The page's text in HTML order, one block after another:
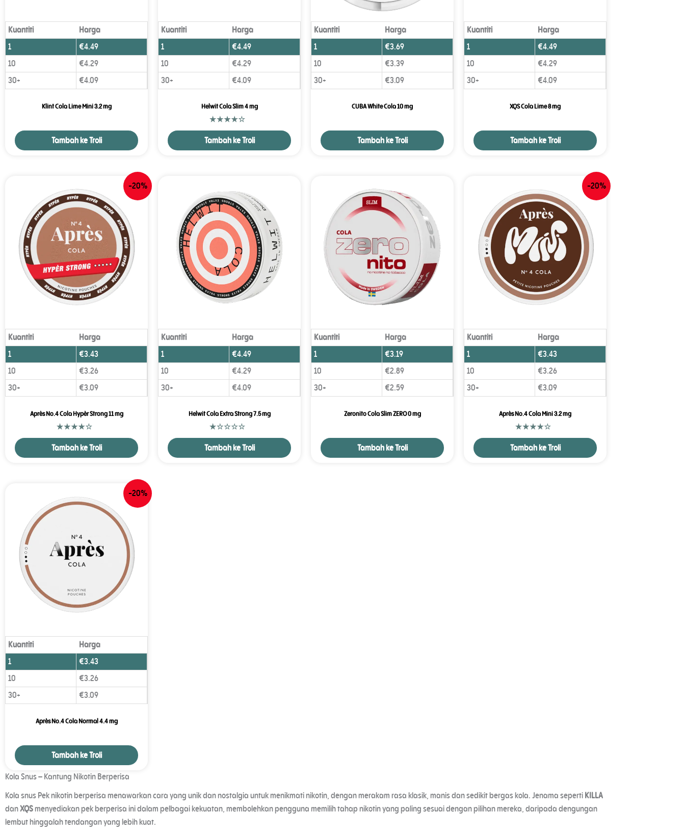
Kuantiti
Harga
1
€4.49
10
€4.29
30+
€4.09
Klint Cola Lime Mini 3.2 mg
Tambah ke Troli
Kuantiti
Harga
1
€4.49
10
€4.29
30+
€4.09
Helwit Cola Slim 4 mg
Tambah ke Troli
Kuantiti
Harga
1
€3.69
10
€3.39
30+
€3.09
CUBA White Cola 10 mg
Tambah ke Troli
Kuantiti
Harga
1
€4.49
10
€4.29
30+
€4.09
XQS Cola Lime 8 mg
Tambah ke Troli
-20%
Kuantiti
Harga
1
€3.43
10
€3.26
30+
€3.09
Après No.4 Cola Hypèr Strong 11 mg
Tambah ke Troli
Kuantiti
Harga
1
€4.49
10
€4.29
30+
€4.09
Helwit Cola Extra Strong 7.5 mg
Tambah ke Troli
Kuantiti
Harga
1
€3.19
10
€2.89
30+
€2.59
Zeronito Cola Slim ZERO 0 mg
Tambah ke Troli
-20%
Kuantiti
Harga
1
€3.43
10
€3.26
30+
€3.09
Après No.4 Cola Mini 3.2 mg
Tambah ke Troli
-20%
Kuantiti
Harga
1
€3.43
10
€3.26
30+
€3.09
Après No.4 Cola Normal 4.4 mg
Tambah ke Troli
Kola Snus – Kantung Nikotin Berperisa
Kola snus Pek nikotin berperisa menawarkan cara yang unik dan nostalgia untuk menikmati nikotin, dengan merakam rasa klasik, manis dan sedikit bergas kola. Jenama sepertiKILLA
danXQSmenyediakan pek berperisa ini dalam pelbagai kekuatan, membolehkan pengguna memilih tahap nikotin yang paling sesuai dengan pilihan mereka, daripada dengungan
lembut hinggalah tendangan yang lebih kuat.